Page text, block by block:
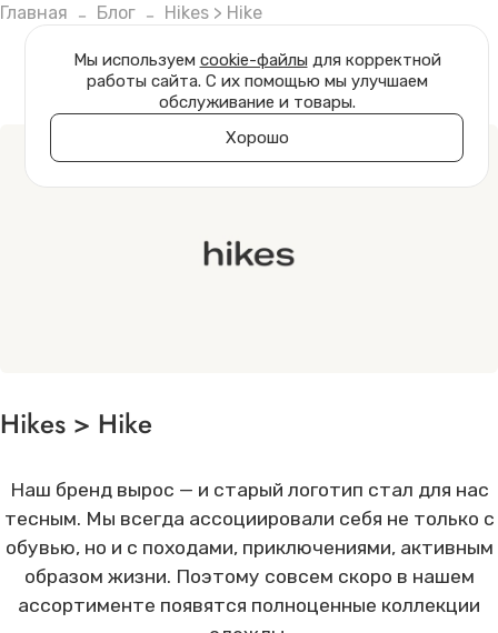
Главная Блог Hikes > Hike
Hikes > Hike
Наш бренд вырос — и старый логотип стал для нас
тесным. Мы всегда ассоциировали себя не только с
обувью, но и с походами, приключениями, активным
образом жизни. Поэтому совсем скоро в нашем
ассортименте появятся полноценные коллекции
Мы используем cookie-файлы для корректной
работы сайта. С их помощью мы улучшаем
обслуживание и товары.
Хорошо